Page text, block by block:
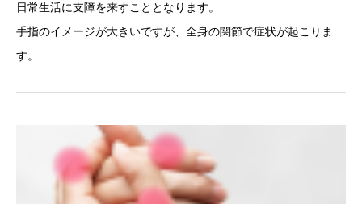
日常生活に支障を来すこととなります。
手指のイメージが大きいですが、全身の関節で症状が起こりま
す。